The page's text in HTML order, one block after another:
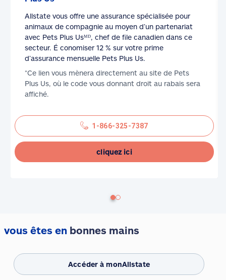
Allstate vous offre une assurance spécialisée pour
animaux de compagnie au moyen d’un partenariat
avec Pets Plus Usᴹᴰ, chef de file canadien dans ce
secteur. É conomiser 12 % sur votre prime
d’assurance mensuelle Pets Plus Us.
*Ce lien vous mènera directement au site de Pets
Plus Us, où le code vous donnant droit au rabais sera
affiché.
1-866-325-7387
cliquez ici
vous êtes en bonnes mains
Accéder à monAllstate